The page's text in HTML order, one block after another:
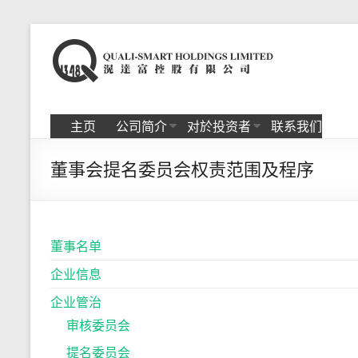
content
滉
达
富
控
股
限
公
司
主页
公司简介 对於投资者 联系我们
董事会提名委员会权责范围及程序
董事名单
企业信息
企业管治
审核委员会
提名委员会